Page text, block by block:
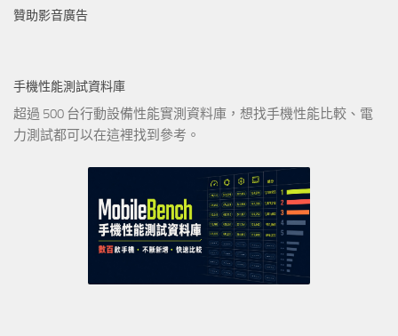
贊助影音廣告
手機性能測試資料庫
超過 500 台行動設備性能實測資料庫，想找手機性能比較、電
力測試都可以在這裡找到參考。